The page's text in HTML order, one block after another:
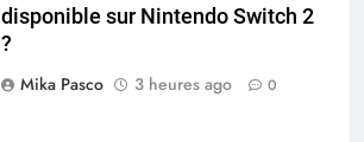
disponible sur Nintendo Switch 2
?
Mika Pasco
3 heures ago 0